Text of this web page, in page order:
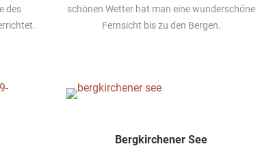
des
schönen Wetter hat man eine wunderschöne
Fernsicht bis zu den Bergen.
Bergkirchener See